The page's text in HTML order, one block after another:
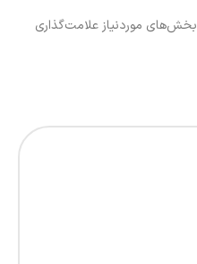
بخش‌های موردنیاز علامت‌گذاری